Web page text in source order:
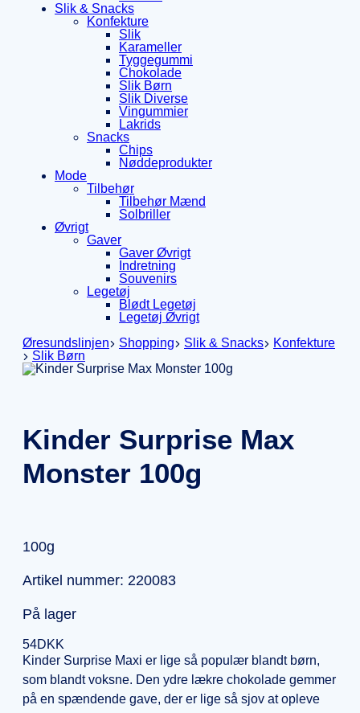
Slik & Snacks
Konfekture
Slik
Karameller
Tyggegummi
Chokolade
Slik Børn
Slik Diverse
Vingummier
Lakrids
Snacks
Chips
Nøddeprodukter
Mode
Tilbehør
Tilbehør Mænd
Solbriller
Øvrigt
Gaver
Gaver Øvrigt
Indretning
Souvenirs
Legetøj
Blødt Legetøj
Legetøj Øvrigt
Øresundslinjen
Shopping Slik & Snacks
Konfekture
Slik Børn
Kinder Surprise Max
Monster 100g
100g
Artikel nummer: 220083
På lager
54DKK
Kinder Surprise Maxi er lige så populær blandt børn,
som blandt voksne. Den ydre lækre chokolade gemmer
på en spændende gave, der er lige så sjov at opleve